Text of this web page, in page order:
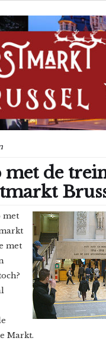
met de
met
met
Markt.